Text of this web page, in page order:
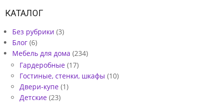
КАТАЛОГ
Без рубрики (3)
Блог (6)
Мебель для дома (234)
Гардеробные (17)
Гостиные, стенки, шкафы (10)
Двери-купе (1)
Детские (23)